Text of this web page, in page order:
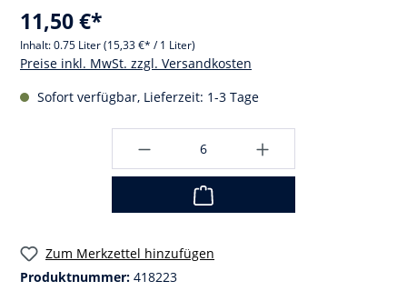
11,50 €*
Inhalt:0.75 Liter(15,33 €* / 1 Liter)
Preise inkl. MwSt. zzgl. Versandkosten
Sofort verfügbar, Lieferzeit: 1-3 Tage
Zum Merkzettel hinzufügen
Produktnummer: 418223